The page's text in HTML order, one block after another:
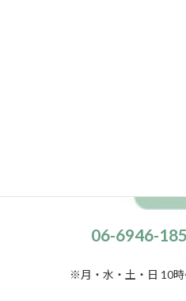
06-6946-
※月・水・土・日 10時